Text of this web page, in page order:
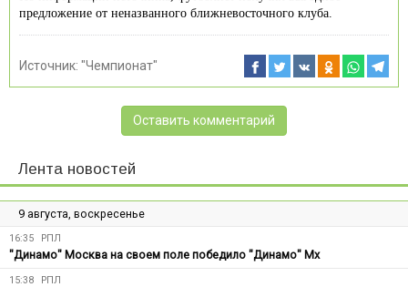
предложение от неназванного ближневосточного клуба.
Источник: "Чемпионат"
Оставить комментарий
Лента новостей
9 августа, воскресенье
16:35 РПЛ
"Динамо" Москва на своем поле победило "Динамо" Мх
15:38 РПЛ